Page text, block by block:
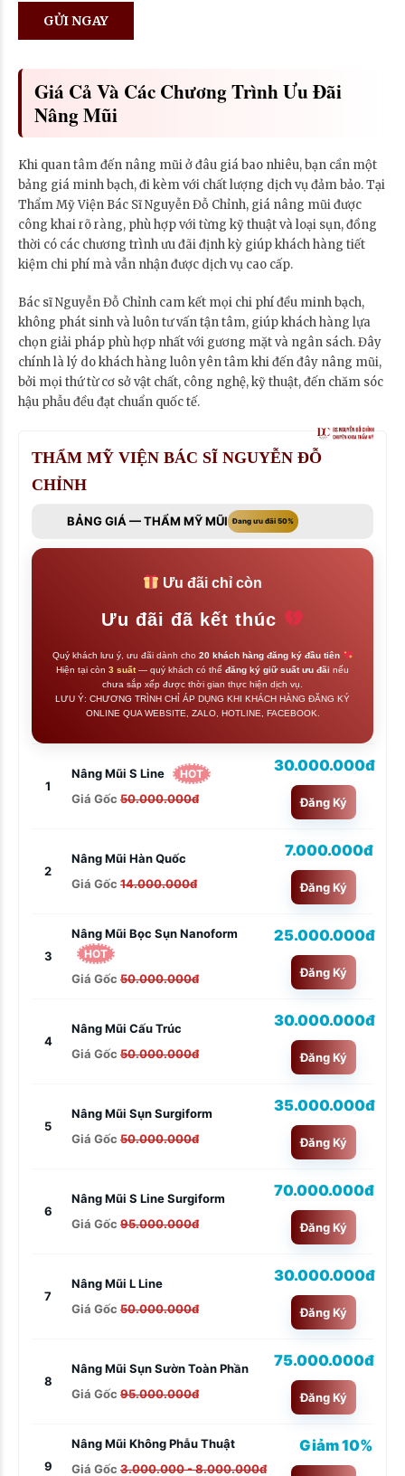
Giá Cả Và Các Chương Trình Ưu Đãi
Nâng Mũi
Khi quan tâm đến nâng mũi ở đâu giá bao nhiêu, bạn cần một
bảng giá minh bạch, đi kèm với chất lượng dịch vụ đảm bảo. Tại
Thẩm Mỹ Viện Bác Sĩ Nguyễn Đỗ Chỉnh, giá nâng mũi được
công khai rõ ràng, phù hợp với từng kỹ thuật và loại sụn, đồng
thời có các chương trình ưu đãi định kỳ giúp khách hàng tiết
kiệm chi phí mà vẫn nhận được dịch vụ cao cấp.
Bác sĩ Nguyễn Đỗ Chỉnh cam kết mọi chi phí đều minh bạch,
không phát sinh và luôn tư vấn tận tâm, giúp khách hàng lựa
chọn giải pháp phù hợp nhất với gương mặt và ngân sách. Đây
chính là lý do khách hàng luôn yên tâm khi đến đây nâng mũi,
bởi mọi thứ từ cơ sở vật chất, công nghệ, kỹ thuật, đến chăm sóc
hậu phẫu đều đạt chuẩn quốc tế.
THẨM MỸ VIỆN BÁC SĨ NGUYỄN ĐỖ
CHỈNH
BẢNG GIÁ — THẨM MỸ MŨI Đang ưu đãi 50%
Ưu đãi chỉ còn
Ưu đãi đã kết thúc
Quý khách lưu ý, ưu đãi dành cho 20 khách hàng đăng ký đầu tiên
Hiện tại còn 3 suất— quý khách có thể đăng ký giữ suất ưu đãi nếu
chưa sắp xếp được thời gian thực hiện dịch vụ.
LƯU Ý: CHƯƠNG TRÌNH CHỈ ÁP DỤNG KHI KHÁCH HÀNG ĐĂNG KÝ
ONLINE QUA WEBSITE, ZALO, HOTLINE, FACEBOOK.
1
Nâng Mũi S Line HOT
Giá Gốc 50.000.000đ
30.000.000đ
Đăng Ký
2
Nâng Mũi Hàn Quốc
Giá Gốc 14.000.000đ
7.000.000đ
Đăng Ký
3
Nâng Mũi Bọc Sụn Nanoform
HOT
Giá Gốc 50.000.000đ
25.000.000đ
Đăng Ký
4
Nâng Mũi Cấu Trúc
Giá Gốc 50.000.000đ
30.000.000đ
Đăng Ký
5
Nâng Mũi Sụn Surgiform
Giá Gốc 50.000.000đ
35.000.000đ
Đăng Ký
6
Nâng Mũi S Line Surgiform
Giá Gốc 95.000.000đ
70.000.000đ
Đăng Ký
7
Nâng Mũi L Line
Giá Gốc 50.000.000đ
30.000.000đ
Đăng Ký
8
Nâng Mũi Sụn Sườn Toàn Phần
Giá Gốc 95.000.000đ
75.000.000đ
Đăng Ký
9
Nâng Mũi Không Phẫu Thuật
Giá Gốc 3.000.000 - 8.000.000đ
Giảm 10%